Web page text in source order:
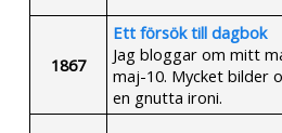
1867
Ett försök till dagbok
Jag bloggar om mitt
maj-10. Mycket bilder
en gnutta ironi.